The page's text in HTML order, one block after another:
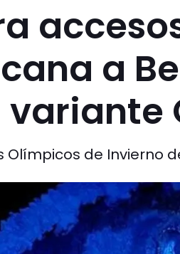
a
Olímpicos de Invierno